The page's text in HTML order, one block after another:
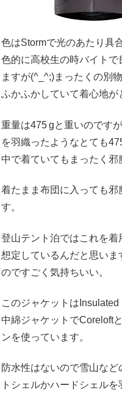
色はStormで光のあたり具
色的に高校生の時バイト
ますが(^_^;)まったくの別
ふかふかしていて着心地が
重量は475 gと重いのです
を羽織ったようなとても
中で着ていてもまったく邪
着たまま布団に入っても邪
す。
登山テント泊ではこれを
想定しているんだと思い
のですごく気持ちいい。
このジャケットはInsulated
中綿ジャケットでCoreloft
ンを使っています。
防水性はないので雪山な
トシェルかハードシェル